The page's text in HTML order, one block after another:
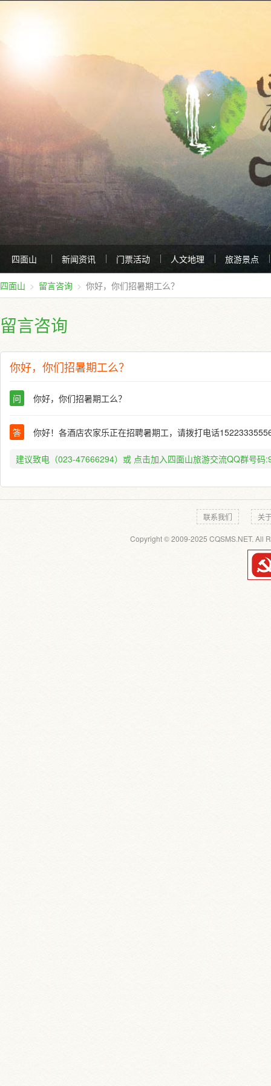
四面山 新闻资讯 门票活动 人文地理 旅游景点
四面山 留言咨询 你好，你们招暑期工么？
留言咨询
你好，你们招暑期工么？
问 你好，你们招暑期工么？
答 你好！各酒店农家乐正在招聘暑期工，请拨打电话
建议致电（023-47666294）或 点击加入四面山旅游交流QQ群号码
联系我们 关
Copyright © 2009-2025 CQSMS.NET. All